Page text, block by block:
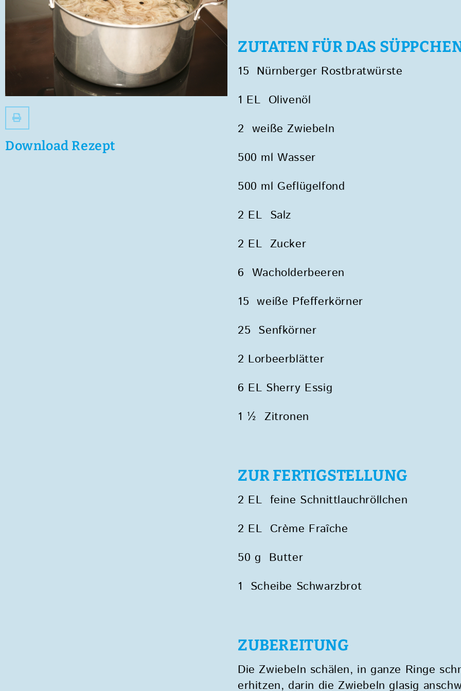
Zugänglichkeitsmenü
zu
Download Rezept
ZUTATEN FÜR DAS
15 Nürnberger Rostbratwürste
1 EL Olivenöl
2 weiße Zwiebeln
500 ml Wasser
500 ml Geflügelfond
2 EL Salz
2 EL Zucker
6 Wacholderbeeren
15 weiße Pfefferkörner
25 Senfkörner
2 Lorbeerblätter
6 EL Sherry Essig
1 ½ Zitronen
ZUR FERTIGSTELLUNG
2 EL feine Schnittlauchröllchen
2 EL Crème Fraîche
50 g Butter
1 Scheibe Schwarzbrot
ZUBEREITUNG
Die Zwiebeln schälen, in ganze Ringe
erhitzen, darin die Zwiebeln glasig